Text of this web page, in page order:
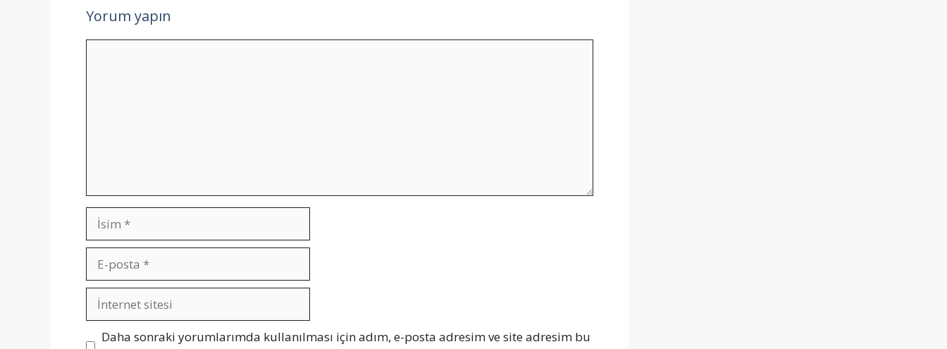
Yorum yapın
İsim
posta
İnternet
sitesi
Daha sonraki yorumlarımda kullanılması için adım, e-posta adresim ve site adresim bu